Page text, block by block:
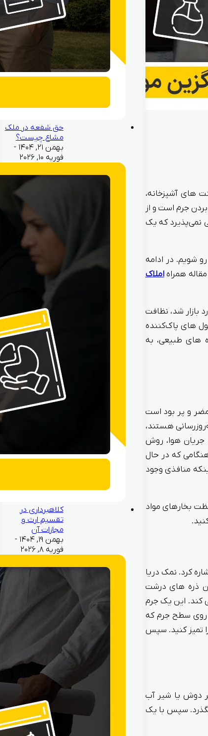
های آشپزخانه،
جرم است و از
نمی‌‌پذیرد که یک
شویم. در ادامه
همراهاملاک
بازار شد، نظافت
های پاک‌کننده
های طبیعی، به
مضر و پر بود است
هستند،
جریان هوا، روش
که در حال
منافذی وجود
بخارهای مواد
کرد. نمک دریا
ذره های درشت‌
کند. این یک جرم‌
روی سطح جرم‌ که
تمیز کنید. سپس
دوش یا شیر آب
سپس با یک
حق شفعه در ملک
مشاع چیست؟
بهمن ۲۱, ۱۴۰۴ -
فوریه ۱۰, ۲۰۲۶
کلاهبرداری در
تقسیم ارث و
مجازات آن
بهمن ۱۹, ۱۴۰۴ -
فوریه ۸, ۲۰۲۶